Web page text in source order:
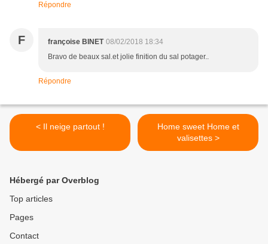
Répondre
F françoise BINET 08/02/2018 18:34
Bravo de beaux sal.et jolie finition du sal potager..
Répondre
< Il neige partout !
Home sweet Home et
valisettes >
Hébergé par Overblog
Top articles
Pages
Contact